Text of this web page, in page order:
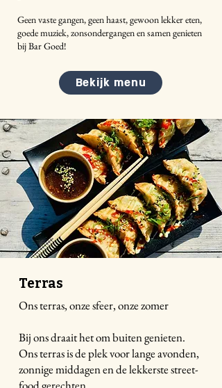
Geen vaste gangen, geen haast, gewoon lekker eten,
goede muziek, zonsondergangen en samen genieten
bij Bar Goed!
Bekijk menu
Terras
Ons terras, onze sfeer, onze zomer
Bij ons draait het om buiten genieten.
Ons terras is de plek voor lange avonden,
zonnige middagen en de lekkerste street-